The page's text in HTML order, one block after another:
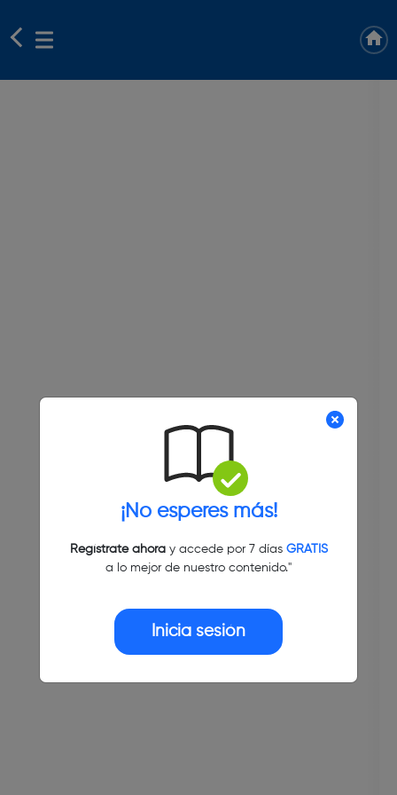
¡No esperes más!
Regístrate ahoray accede por 7 días GRATIS
a lo mejor de nuestro contenido."
Inicia sesión